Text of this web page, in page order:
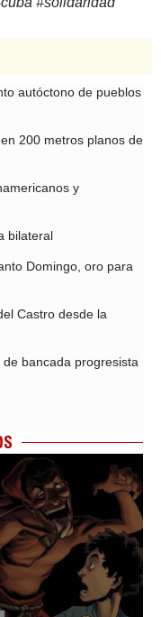
autóctono de pueblos
200 metros planos de
y
bilateral
Domingo, oro para
Castro desde la
bancada progresista